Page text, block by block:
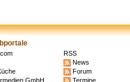
GmbH
RSS
News
Forum
Termine